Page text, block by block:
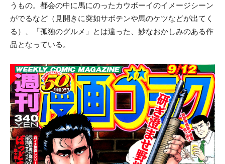
うもの。都会の中に馬にのったカウボーイのイメージシーン
がでるなど（見開きに突如サボテンや馬のケツなどが出てく
る）、「孤独のグルメ」とは違った、妙なおかしみのある作
品となっている。